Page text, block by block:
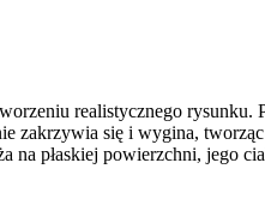
realistycznego
zakrzywia się i wygina,
płaskiej powierzchni, jego